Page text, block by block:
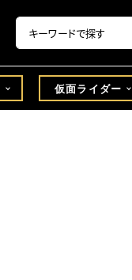
仮面ライダー